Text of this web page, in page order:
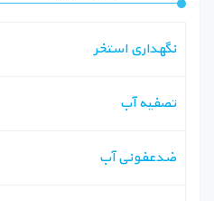
نگهداری استخر
تصفیه آب
ضدعفونی آب